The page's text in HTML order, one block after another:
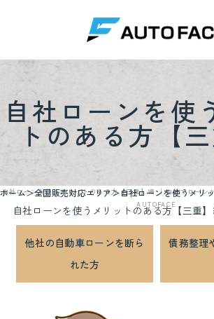
自社ローンを使
トのある方【
自社ローンを使うメリットのある方【三重】編 ｜自社でローン
AUTOFACE
ホーム 全国販売対応エリア 自社ローンを使うメリ
自社ローンを使うメリットのある方【三重
他社の自動車ローンを断ら
れた方
債務整理